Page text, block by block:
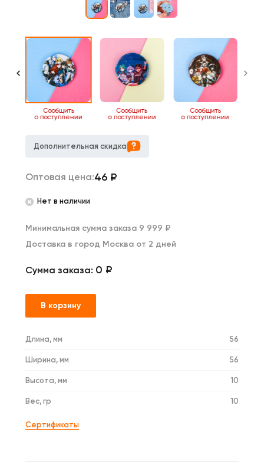
Сообщить
о поступлении
Сообщить
о поступлении
Сообщить
о поступлении
Дополнительная скидка
Оптовая цена:46 ₽
Нет в наличии
Минимальная сумма заказа 9 999 ₽
Доставка в город Москва от 2 дней
Сумма заказа: 0 ₽
В корзину
Длина, мм 56
Ширина, мм 56
Высота, мм 10
Вес, гр 10
Сертификаты